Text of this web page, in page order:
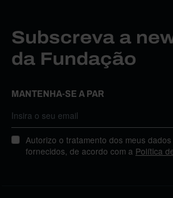
Subscreva a
da Fundação
MANTENHA-SE A PAR
Autorizo o tratamento dos meus
fornecidos, de acordo com a Política